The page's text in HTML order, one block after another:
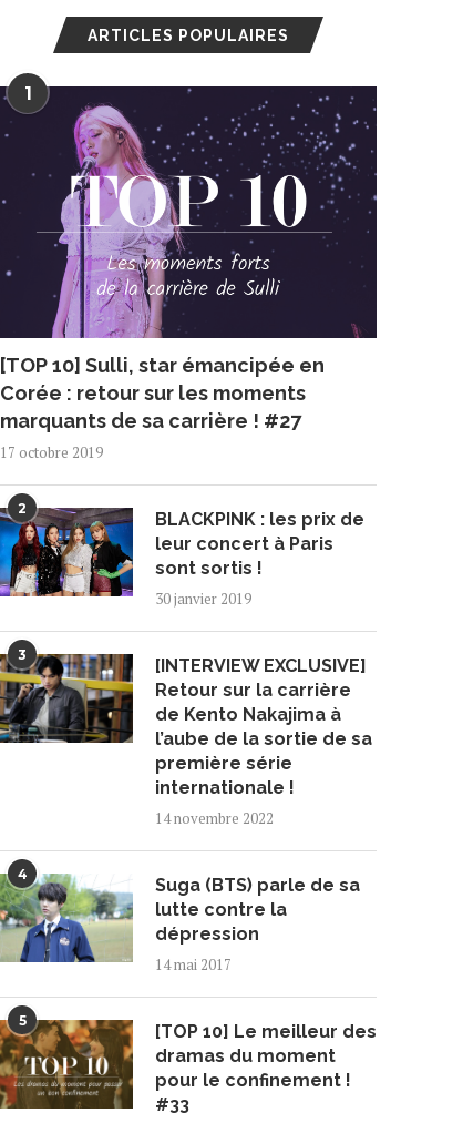
ARTICLES POPULAIRES
1
[TOP 10] Sulli, star émancipée en
Corée : retour sur les moments
marquants de sa carrière ! #27
17 octobre 2019
2
BLACKPINK : les prix de
leur concert à Paris
sont sortis !
30 janvier 2019
3
[INTERVIEW EXCLUSIVE]
Retour sur la carrière
de Kento Nakajima à
l’aube de la sortie de sa
première série
internationale !
14 novembre 2022
4
Suga (BTS) parle de sa
lutte contre la
dépression
14 mai 2017
5
[TOP 10] Le meilleur des
dramas du moment
pour le confinement !
#33